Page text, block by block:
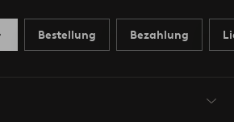
Bestellung Bezahlung